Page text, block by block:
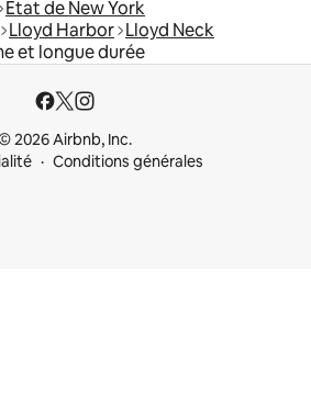
État de New York
Lloyd Harbor Lloyd Neck
et longue durée
2026 Airbnb, Inc.
Conditions générales